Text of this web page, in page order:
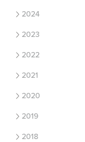
2024
2023
2022
2021
2020
2019
2018